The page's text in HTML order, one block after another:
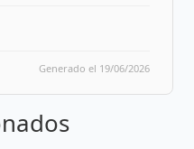
Generado el 19/06/2026